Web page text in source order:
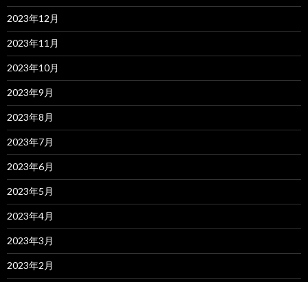
2023年12月
2023年11月
2023年10月
2023年9月
2023年8月
2023年7月
2023年6月
2023年5月
2023年4月
2023年3月
2023年2月